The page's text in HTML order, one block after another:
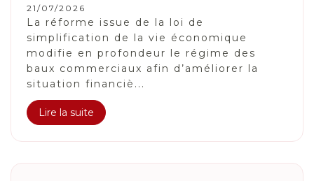
21/07/2026
La réforme issue de la loi de
simplification de la vie économique
modifie en profondeur le régime des
baux commerciaux afin d’améliorer la
situation financiè...
Lire la suite